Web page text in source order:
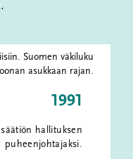
Suomen väkiluku
asukkaan rajan.
1991
hallituksen
puheenjohtajaksi.